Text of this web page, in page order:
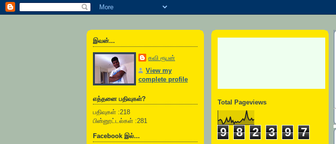
இவன்...
கவி ரூபன்
View my
complete profile
எத்தனை பதிவுகள்?
பதிவுகள் :218
பின்னூட்டல்கள் :281
Facebook இல்...
Total Pageviews
9 8 2 3 9 7